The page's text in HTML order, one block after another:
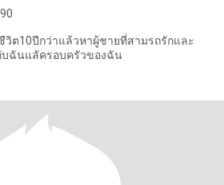
วิต10ปีกว่าแล้วหาผู้ชายที่สามรถรักและ
ฉันแลัครอบครัวของฉัน